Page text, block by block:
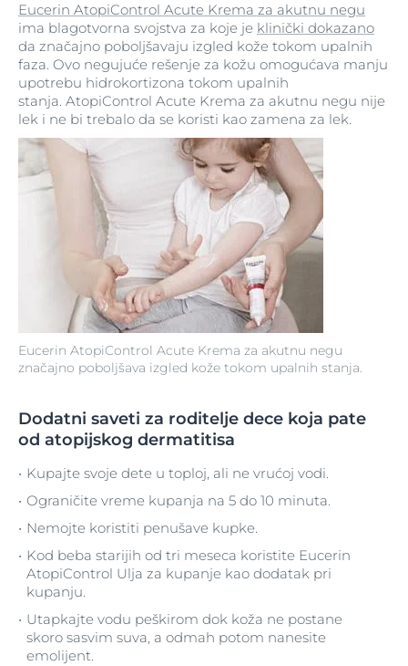
Eucerin AtopiControl Acute Krema za akutnu negu
značajno poboljšava izgled kože tokom upalnih stanja.
Eucerin AtopiControl Acute Krema za akutnu negu
ima blagotvorna svojstva za koje je klinički dokazano
da značajno poboljšavaju izgled kože tokom upalnih
faza. Ovo negujuće rešenje za kožu omogućava manju
upotrebu hidrokortizona tokom upalnih
stanja. AtopiControl Acute Krema za akutnu negu nije
lek i ne bi trebalo da se koristi kao zamena za lek.
Dodatni saveti za roditelje dece koja pate
od atopijskog dermatitisa
Kupajte svoje dete u toploj, ali ne vrućoj vodi.
Ograničite vreme kupanja na 5 do 10 minuta.
Nemojte koristiti penušave kupke.
Kod beba starijih od tri meseca koristite Eucerin
AtopiControl Ulja za kupanje kao dodatak pri
kupanju.
Utapkajte vodu peškirom dok koža ne postane
skoro sasvim suva, a odmah potom nanesite
emolijent.